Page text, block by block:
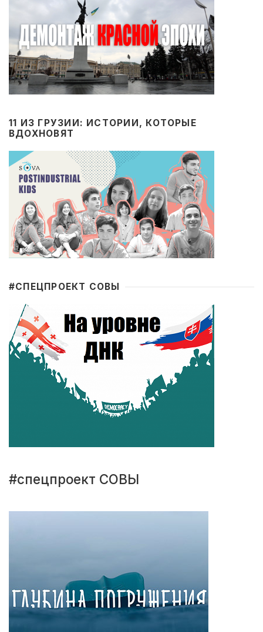
11 ИЗ ГРУЗИИ: ИСТОРИИ, КОТОРЫЕ
ВДОХНОВЯТ
#CПЕЦПРОЕКТ СОВЫ
#спецпроект СОВЫ